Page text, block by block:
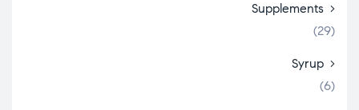
Supplements
(29)
Syrup
(6)